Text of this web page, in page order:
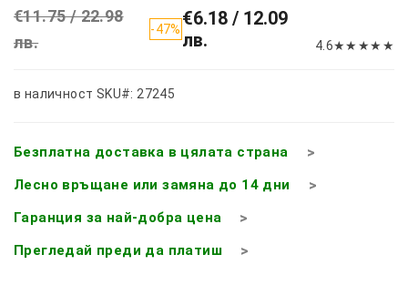
€11.75 / 22.98
лв.
-47%€6.18 / 12.09
лв.
4.6★★ ★★ ★
в наличност SKU#: 27245
Безплатна доставка в цялата страна
Лесно връщане или замяна до 14 дни
Гаранция за най-добра цена
Прегледай преди да платиш